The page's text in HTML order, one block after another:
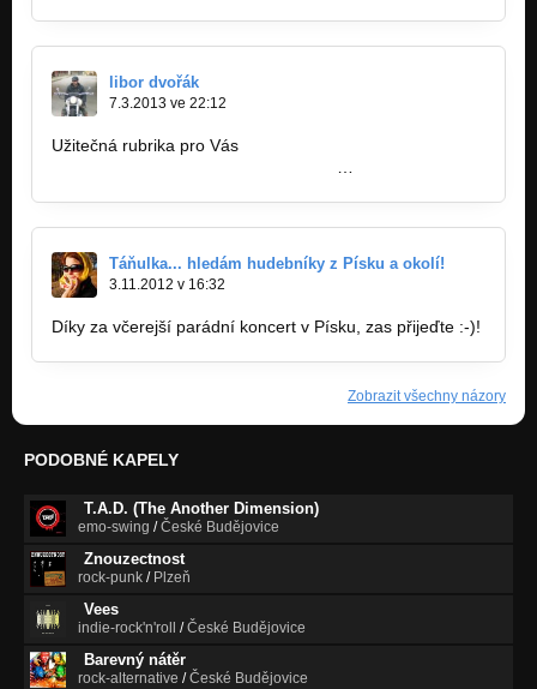
libor dvořák
7.3.2013 ve 22:12
Užitečná rubrika pro Vás
Táňulka... hledám hudebníky z Písku a okolí!
3.11.2012 v 16:32
Díky za včerejší parádní koncert v Písku, zas přijeďte :-)!
Zobrazit všechny názory
PODOBNÉ KAPELY
T.A.D. (The Another Dimension)
emo-swing /České Budějovice
Znouzectnost
rock-punk / Plzeň
Vees
indie-rock'n'roll /České Budějovice
Barevný nátěr
rock-alternative /České Budějovice